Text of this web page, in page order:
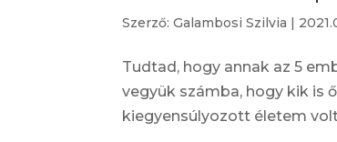
Szerző:Galambosi Szilvia |
Tudtad, hogy annak az 5
vegyük számba, hogy kik is
kiegyensúlyozott életem